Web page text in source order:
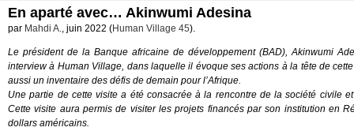
En aparté avec… Akinwumi Adesina
par Mahdi A., juin 2022 (Human Village 45).
Le président de la Banque africaine de développement (BAD), Akinwumi
interview à Human Village, dans laquelle il évoque ses actions à la tête de
aussi un inventaire des défis de demain pour l’Afrique.
Une partie de cette visite a été consacrée à la rencontre de la société civile
Cette visite aura permis de visiter les projets financés par son institution en
dollars américains.